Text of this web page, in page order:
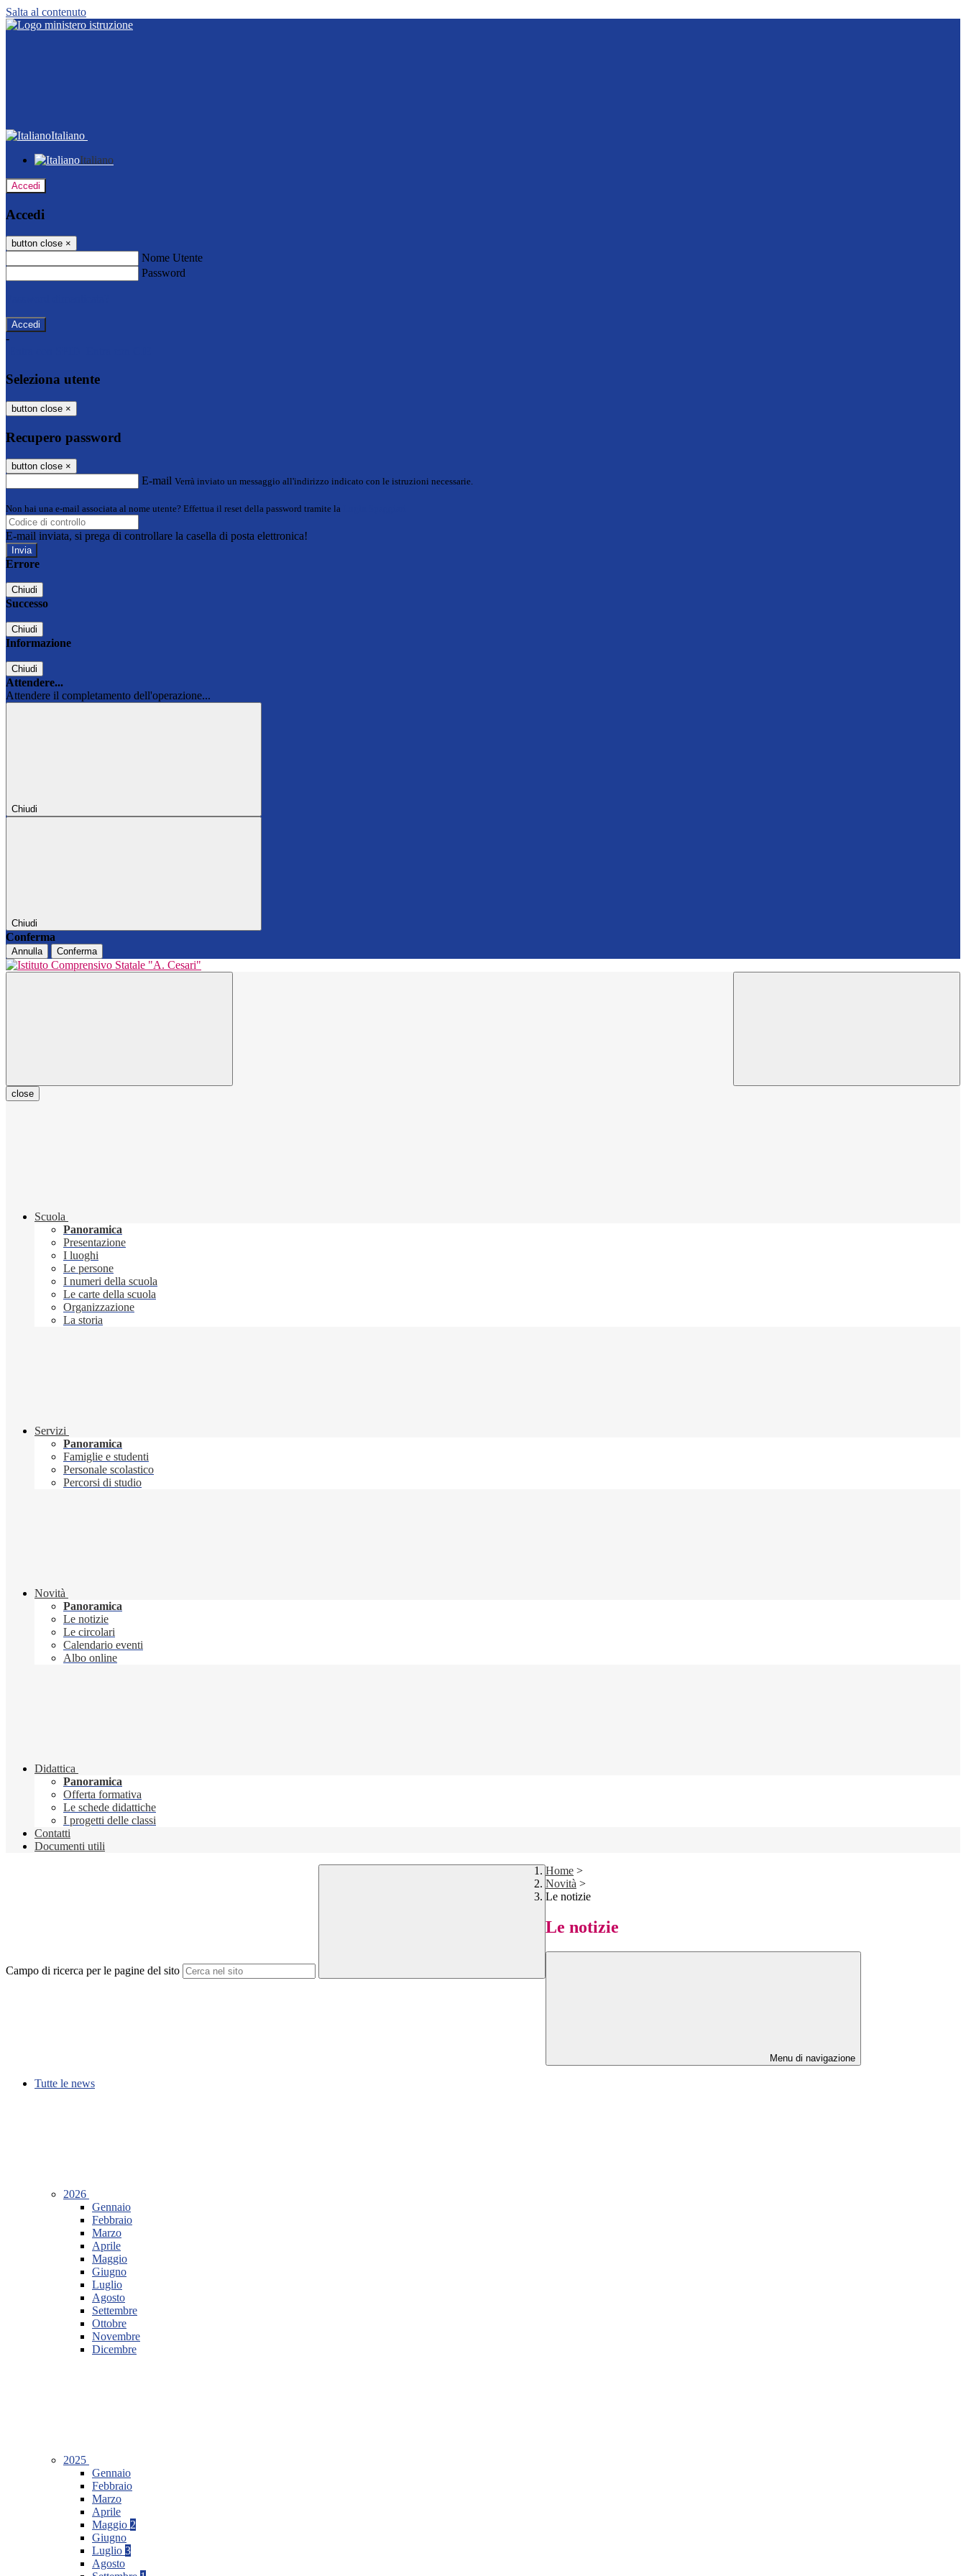
Salta al contenuto
Italiano
Italiano
Accedi
Accedi
button close ×
Nome Utente
Password
-
Seleziona utente
button close ×
Recupero password
button close ×
E-mail Verrà inviato un messaggio all'indirizzo indicato con le istruzioni necessarie.
Non hai una e-mail associata al nome utente? Effettua il reset della password tramite la
E-mail inviata, si prega di controllare la casella di posta elettronica!
Errore
Chiudi
Successo
Chiudi
Informazione
Chiudi
Attendere...
Attendere il completamento dell'operazione...
Chiudi
Chiudi
Conferma
Annulla Conferma
close
Scuola
Panoramica
Presentazione
I luoghi
Le persone
I numeri della scuola
Le carte della scuola
Organizzazione
La storia
Servizi
Panoramica
Famiglie e studenti
Personale scolastico
Percorsi di studio
Novità
Panoramica
Le notizie
Le circolari
Calendario eventi
Albo online
Didattica
Panoramica
Offerta formativa
Le schede didattiche
I progetti delle classi
Contatti
Documenti utili
Campo di ricerca per le pagine del sito
Home >
Novità >
Le notizie
Le notizie
Menu di navigazione
Tutte le news
2026
Gennaio
Febbraio
Marzo
Aprile
Maggio
Giugno
Luglio
Agosto
Settembre
Ottobre
Novembre
Dicembre
2025
Gennaio
Febbraio
Marzo
Aprile
Maggio 2
Giugno
Luglio 3
Agosto